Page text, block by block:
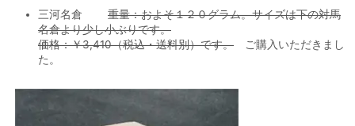
三河名倉 重量：およそ１２０グラム。サイズは下の対馬
名倉より少し小ぶりです。
価格：￥3,410（税込・送料別）です。 ご購入いただきまし
た。